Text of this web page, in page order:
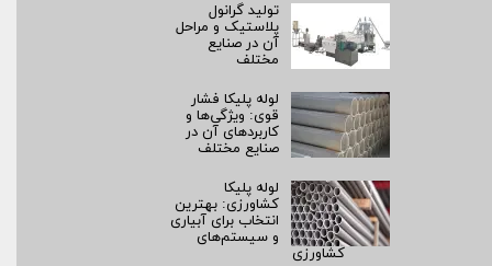
تولید گرانول
پلاستیک و مراحل
آن در صنایع
مختلف
لوله پلیکا فشار
قوی: ویژگی‌ها و
کاربردهای آن در
صنایع مختلف
لوله پلیکا
کشاورزی: بهترین
انتخاب برای آبیاری
و سیستم‌های
کشاورزی